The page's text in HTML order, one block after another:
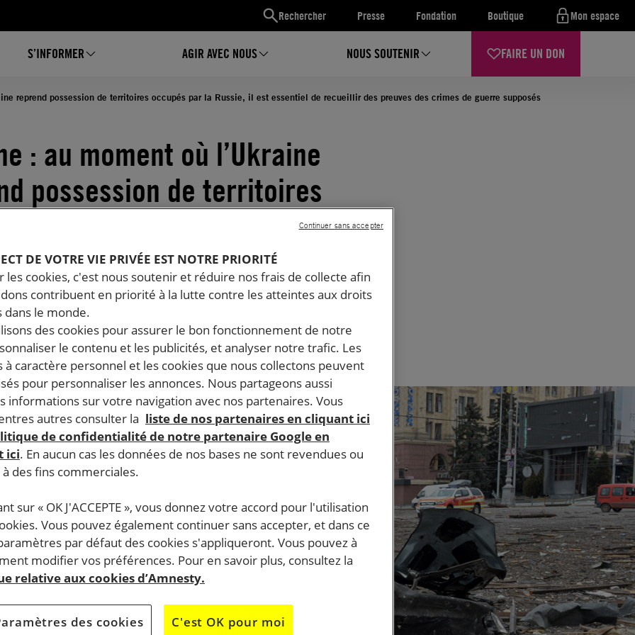
Rechercher Presse Fondation Boutique Mon espace
S’INFORMER AGIR AVEC NOUS NOUS SOUTENIR FAIRE UN DON
reprend possession de territoires occupés par la Russie, il est essentiel de recueillir des preuves des crimes de guerre supposés
: au moment où l’Ukraine
possession de territoires
par la Russie, il est essentiel
des preuves des crimes
supposés
| Mis à jour le 13.09.2022
Temps de lecture estimé : 3 minutes
RESPECT DU DROIT INTERNATIONAL HUMANITAIRE
DE VOTRE VIE PRIVÉE EST NOTRE PRIORITÉ
les cookies, c'est nous soutenir et réduire nos frais de collecte afin
contribuent en priorité à la lutte contre les atteintes aux droits
dans le monde.
des cookies pour assurer le bon fonctionnement de notre
le contenu et les publicités, et analyser notre trafic. Les
à caractère personnel et les cookies que nous collectons peuvent
pour personnaliser les annonces. Nous partageons aussi
informations sur votre navigation avec nos partenaires. Vous
autres consulter la liste de nos partenaires en cliquant ici
de confidentialité de notre partenaire Google en
ici. En aucun cas les données de nos bases ne sont revendues ou
des fins commerciales.
sur « OK J'ACCEPTE », vous donnez votre accord pour l'utilisation
Vous pouvez également continuer sans accepter, et dans ce
par défaut des cookies s'appliqueront. Vous pouvez à
modifier vos préférences. Pour en savoir plus, consultez la
relative aux cookies d’Amnesty.
des cookies C'est OK pour moi
Continuer sans accepter